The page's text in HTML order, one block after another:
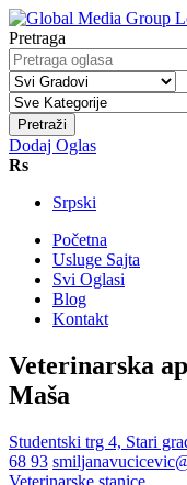
Pretraga
Pretraži
Dodaj Oglas
Rs
Srpski
Početna
Usluge Sajta
Svi Oglasi
Blog
Kontakt
Veterinarska
Maša
Studentski trg 4, Stari
68 93
Veterinarske stanice